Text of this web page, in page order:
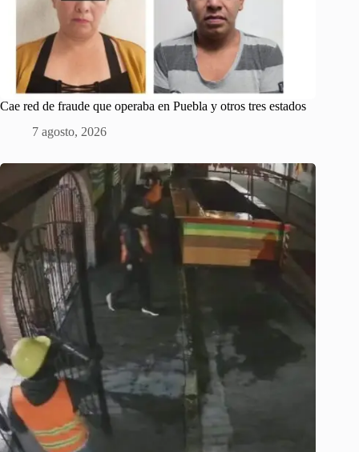
Cae red de fraude que operaba en Puebla y otros tres estados
7 agosto, 2026